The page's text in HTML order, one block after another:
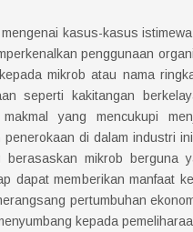
kasus-kasus
penggunaan
mikrob atau nama
seperti kakitangan
yang mencukupi
di dalam industri
berasaskan mikrob berguna
dapat memberikan manfaat
pertumbuhan
kepada